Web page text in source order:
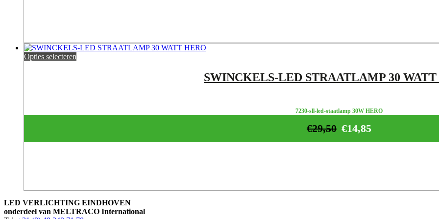
Opties selecteren
SWINCKELS-LED STRAATLAMP 30
7230-sll-led-staatlamp 30W HERO
€14,85
€29,50
LED VERLICHTING EINDHOVEN
onderdeel van MELTRACO International